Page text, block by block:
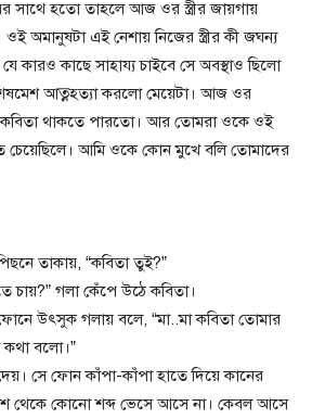
সাথে হতো তাহলে আজ ওর স্ত্রীর জায়গায়
অমানুষটা এই নেশায় নিজের স্ত্রীর কী জঘন্য
কারও কাছে সাহায্য চাইবে সে অবস্থাও ছিলো
আত্নহত্যা করলো মেয়েটা। আজ ওর
কবিতা থাকতে পারতো। আর তোমরা ওকে ওই
চেয়েছিলে। আমি ওকে কোন মুখে বলি তোমাদের
তাকায়, “কবিতা তুই?”
চায়?” গলা কেঁপে উঠে কবিতা।
উৎসুক গলায় বলে, “মা..মা কবিতা তোমার
কথা বলো।”
সে ফোন কাঁপা-কাঁপা হাতে দিয়ে কানের
থেকে কোনো শব্দ ভেসে আসে না। কেবল আসে